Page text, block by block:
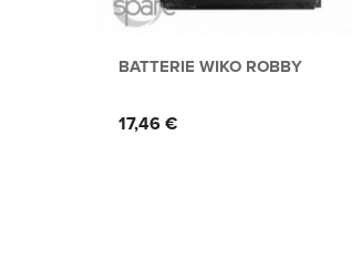
BATTERIE WIKO ROBBY
Prix
17,46 €